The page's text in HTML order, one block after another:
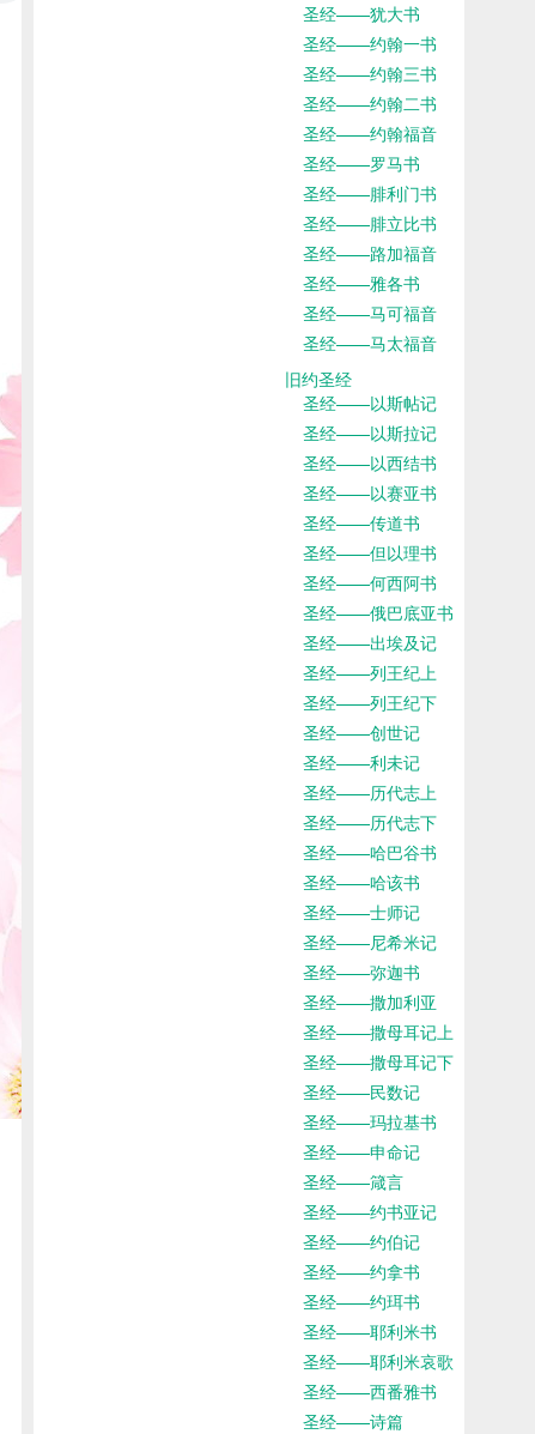
圣经——犹大书
圣经——约翰一书
圣经——约翰三书
圣经——约翰二书
圣经——约翰福音
圣经——罗马书
圣经——腓利门书
圣经——腓立比书
圣经——路加福音
圣经——雅各书
圣经——马可福音
圣经——马太福音
旧约圣经
圣经——以斯帖记
圣经——以斯拉记
圣经——以西结书
圣经——以赛亚书
圣经——传道书
圣经——但以理书
圣经——何西阿书
圣经——俄巴底亚书
圣经——出埃及记
圣经——列王纪上
圣经——列王纪下
圣经——创世记
圣经——利未记
圣经——历代志上
圣经——历代志下
圣经——哈巴谷书
圣经——哈该书
圣经——士师记
圣经——尼希米记
圣经——弥迦书
圣经——撒加利亚
圣经——撒母耳记上
圣经——撒母耳记下
圣经——民数记
圣经——玛拉基书
圣经——申命记
圣经——箴言
圣经——约书亚记
圣经——约伯记
圣经——约拿书
圣经——约珥书
圣经——耶利米书
圣经——耶利米哀歌
圣经——西番雅书
圣经——诗篇